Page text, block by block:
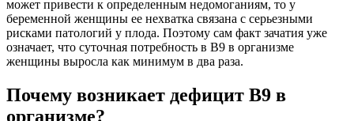
может привести к определенным недомоганиям, то у
беременной женщины ее нехватка связана с серьезными
рисками патологий у плода. Поэтому сам факт зачатия уже
означает, что суточная потребность в В9 в организме
женщины выросла как минимум в два раза.
Почему возникает дефицит В9 в
организме?